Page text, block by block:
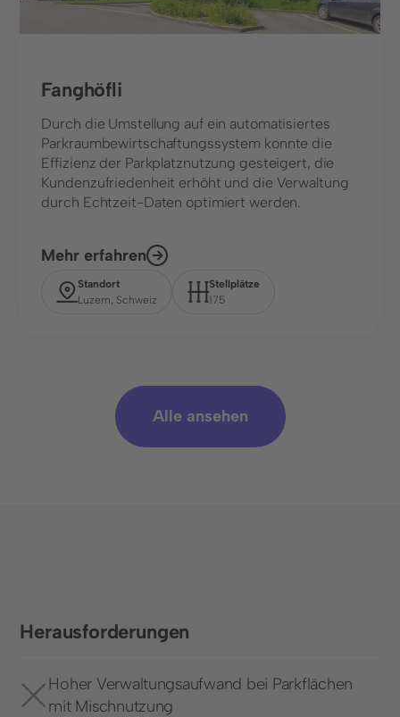
Fanghöfli
Durch die Umstellung auf ein automatisiertes
Parkraumbewirtschaftungssystem konnte die
Effizienz der Parkplatznutzung gesteigert, die
Kundenzufriedenheit erhöht und die Verwaltung
durch Echtzeit-Daten optimiert werden.
Mehr erfahren
Standort
Luzern, Schweiz
Stellplätze
175
Alle ansehen
Herausforderungen
Hoher Verwaltungsaufwand bei Parkflächen
mit Mischnutzung